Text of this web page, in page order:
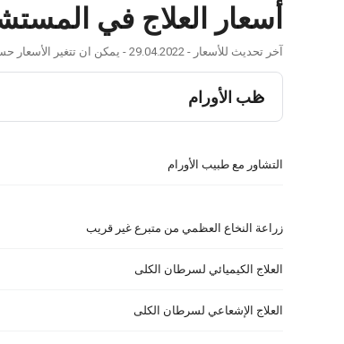
أسعار العلاج في
آخر تحديث للأسعار - 29.04.2022 - يمكن ان تتغير الأسعار حسب الحالة الطبية وتوصيات الطبيب.
طب الأورام
التشاور مع طبيب الأورام
زراعة النخاع العظمي من متبرع غير قريب
العلاج الكيميائي لسرطان الكلى
العلاج الإشعاعي لسرطان الكلى